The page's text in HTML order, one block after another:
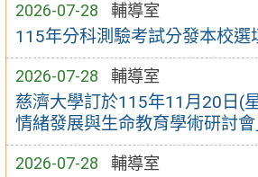
2026-07-28 輔導室
115年分科測驗考試分發本校選
2026-07-28 輔導室
慈濟大學訂於115年11月20日(
情緒發展與生命教育學術研討會
2026-07-28 輔導室